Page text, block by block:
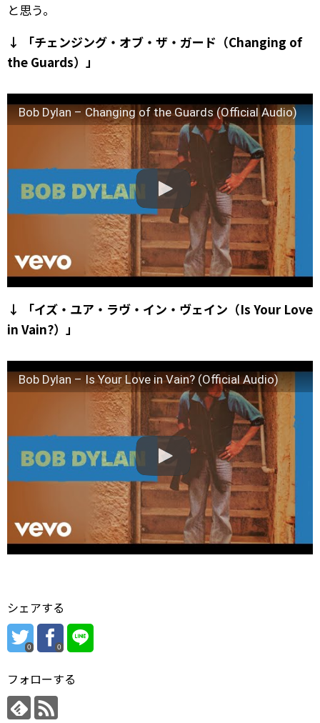
と思う。
↓ 「チェンジング・オブ・ザ・ガード（Changing of
the Guards）」
Bob Dylan – Changing of the Guards (Official Audio)
↓ 「イズ・ユア・ラヴ・イン・ヴェイン（Is Your Love
in Vain?）」
Bob Dylan – Is Your Love in Vain? (Official Audio)
シェアする
0 0
フォローする